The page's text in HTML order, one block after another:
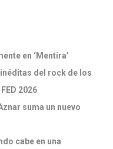
en ‘Mentira’
del rock de los
2026
suma un nuevo
cabe en una